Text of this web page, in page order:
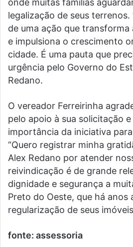
onde muitas famílias
legalização de seus terrenos.
de uma ação que transforma
e impulsiona o crescimento
cidade. É uma pauta que
urgência pelo Governo do
Redano.
O vereador Ferreirinha
pelo apoio à sua solicitação
importância da iniciativa
“Quero registrar minha
Alex Redano por atender
reivindicação é de grande
dignidade e segurança a
Preto do Oeste, que há anos
regularização de seus
fonte: assessoria